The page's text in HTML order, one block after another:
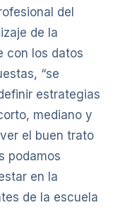
del
de la
con los datos
“se
estrategias
mediano y
el buen trato
podamos
en la
de la escuela